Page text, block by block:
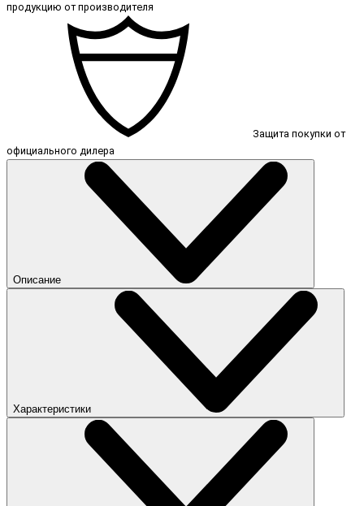
продукцию от производителя
Защита покупки от
официального дилера
Описание
Характеристики